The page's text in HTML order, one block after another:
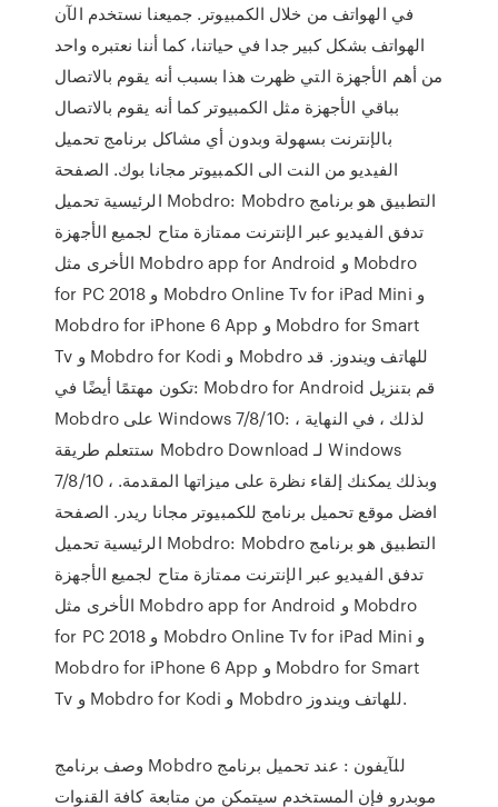
في الهواتف من خلال الكمبيوتر. جميعنا نستخدم الآن
الهواتف بشكل كبير جدا في حياتنا، كما أننا نعتبره واحد
من أهم الأجهزة التي ظهرت هذا بسبب أنه يقوم بالاتصال
بباقي الأجهزة مثل الكمبيوتر كما أنه يقوم بالاتصال
بالإنترنت بسهولة وبدون أي مشاكل برنامج تحميل
الفيديو من النت الى الكمبيوتر مجانا بوك. الصفحة
الرئيسية تحميل Mobdro: Mobdro التطبيق هو برنامج
تدفق الفيديو عبر الإنترنت ممتازة متاح لجميع الأجهزة
الأخرى مثل Mobdro app for Android و Mobdro
for PC 2018 و Mobdro Online Tv for iPad Mini و
Mobdro for iPhone 6 App و Mobdro for Smart
Tv و Mobdro for Kodi و Mobdro للهاتف ويندوز. قد
تكون مهتمًا أيضًا في: Mobdro for Android قم بتنزيل
Mobdro على Windows 7/8/10: لذلك ، في النهاية ،
ستتعلم طريقة Mobdro Download لـ Windows
7/8/10 ، وبذلك يمكنك إلقاء نظرة على ميزاتها المقدمة.
افضل موقع تحميل برنامج للكمبيوتر مجانا ريدر. الصفحة
الرئيسية تحميل Mobdro: Mobdro التطبيق هو برنامج
تدفق الفيديو عبر الإنترنت ممتازة متاح لجميع الأجهزة
الأخرى مثل Mobdro app for Android و Mobdro
for PC 2018 و Mobdro Online Tv for iPad Mini و
Mobdro for iPhone 6 App و Mobdro for Smart
Tv و Mobdro for Kodi و Mobdro للهاتف ويندوز.
وصف برنامج Mobdro للآيفون : عند تحميل برنامج
موبدرو فإن المستخدم سيتمكن من متابعة كافة القنوات